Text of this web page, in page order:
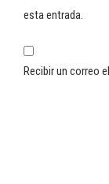
esta entrada.
Recibir un correo